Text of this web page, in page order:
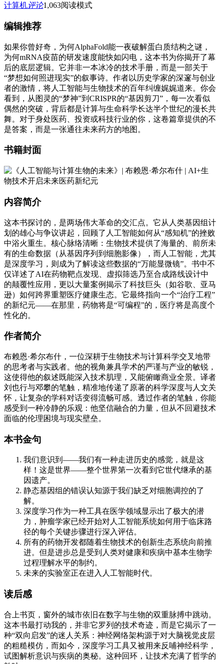
计算机评论1,063阅读模式
编辑推荐
如果你曾好奇，为何AlphaFold能一夜破解蛋白质结构之谜，
为何mRNA疫苗的研发速度能快如闪电，这本书为你揭开了幕
后的底层逻辑。它并非一本冰冷的技术手册，而是一部关于
“梦想如何照进现实”的叙事诗。作者以历史学家的深邃与创业
者的激情，将人工智能与生物技术的百年纠缠娓娓道来。你会
看到，从图灵的“梦神”到CRISPR的“基因剪刀”，每一次看似
偶然的突破，背后都是计算与生命科学长达半个世纪的漫长共
舞。对于身处医药、投资或科技行业的你，这卷篇章提供的不
是答案，而是一张通往未来药方的地图。
书籍封面
内容简介
这本书探讨的，是两场伟大革命的交汇点。它从人类基因组计
划的雄心与争议讲起，回顾了人工智能如何从“感知机”的挫败
中浴火重生。核心脉络清晰：生物技术提供了海量的、前所未
有的生命数据（从基因序列到细胞影像），而人工智能，尤其
是深度学习，则成为了解读这些数据的“万能显微镜”。书中不
仅详述了AI在药物靶点发现、虚拟筛选乃至合成路线设计中
的颠覆性应用，更以大量案例揭示了科技巨头（如谷歌、亚马
逊）如何跨界重塑医疗健康生态。它最终指向一个“治疗工程”
的新纪元——在那里，药物将是“可编程”的，医疗将是高度个
性化的。
作者简介
布赖恩·希尔布什，一位深耕于生物技术与计算科学交叉地带
的思考者与实践者。他的视角兼具学术的严谨与产业的敏锐，
这使得他的叙述既能深入技术肌理，又能俯瞰商业全景。译者
刘也行与邓攀的笔触，精准地传递了原著的科学深度与人文关
怀，让复杂的学科对话变得流畅可感。透过作者的笔触，你能
感受到一种冷静的乐观：他坚信融合的力量，但从不回避技术
面临的伦理困境与现实壁垒。
本书金句
我们意识到——我们有一种走进历史的感觉，就是这
样！这是世界——整个世界第一次看到它世代继承的基
因遗产。
静态基因组的错误认知源于我们缺乏对细胞调控的了
解。
深度学习作为一种工具在医学领域显示出了极大的潜
力，肿瘤学家已经开始对人工智能系统如何用于临床路
径的每个关键步骤进行深入评估。
所有的药物开发都随着生物技术的创新生态系统向前推
进。但是进步总是受到人类对健康和疾病中基本生物学
过程理解水平的制约。
未来的实验室正在进入人工智能时代。
读后感
合上书页，窗外的城市依旧在数字与生物的双重脉搏中跳动。
这本书最打动我的，并非它罗列的技术奇迹，而是它揭示了一
种“双向启发”的迷人关系：神经网络架构源于对大脑视觉皮层
的粗糙模仿，而如今，深度学习工具又被用来反哺神经科学，
试图解析意识与疾病的奥秘。这种回环，让技术充满了哲学的